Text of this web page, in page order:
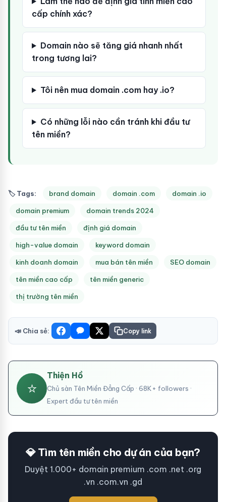
cấp chính xác?
Domain nào sẽ tăng giá nhanh nhất
trong tương lai?
Tôi nên mua domain .com hay .io?
Có những lỗi nào cần tránh khi đầu tư
tên miền?
🏷 Tags: brand domain domain .com domain .io
domain premium domain trends 2024
đầu tư tên miền định giá domain
high-value domain keyword domain
kinh doanh domain mua bán tên miền SEO domain
tên miền cao cấp tên miền generic
thị trường tên miền
📣 Chia sẻ: Copy link
⭐
Thiện Hồ
Chủ sàn Tên Miền Đẳng Cấp · 68K+ followers ·
Expert đầu tư tên miền
💎 Tìm tên miền cho dự án của bạn?
Duyệt 1.000+ domain premium .com .net .org
.vn .com.vn .gd